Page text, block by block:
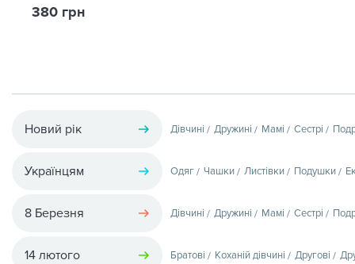
380 грн
Новий рік Дівчині Дружині Мамі Сестрі
Українцям Одяг Чашки Листівки Подушки
8 Березня Дівчині Дружині Мамі Сестрі
14 лютого Братові Коханій дівчині Другові